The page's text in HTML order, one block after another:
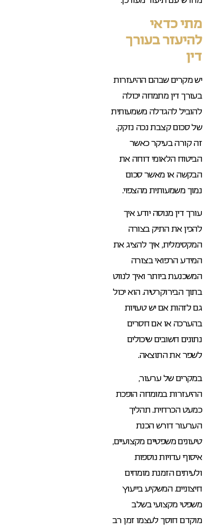
מתי כדאי
להיעזר בעורך
דין
יש מקרים שבהם ההיעזרות
בעורך דין מתמחה יכולה
להוביל להגדלה משמעותית
של סכום קצבת נכה נזקק.
זה קורה בעיקר כאשר
הביטוח הלאומי דוחה את
הבקשה או מאשר סכום
נמוך משמעותית מהצפוי.
עורך דין מנוסה יודע איך
להכין את התיק בצורה
המקסימלית, איך להציג את
המידע הרפואי בצורה
המשכנעת ביותר ואיך לנווט
בתוך הבירוקרטיה. הוא יכול
גם לזהות אם יש טעויות
בהערכה או אם חסרים
נתונים חשובים שיכולים
לשפר את התוצאה.
במקרים של ערעור,
ההיעזרות במומחה הופכת
כמעט הכרחית. תהליך
הערעור דורש הכנת
טיעונים משפטיים מקצועיים,
איסוף עדויות נוספות
ולעיתים הזמנת מומחים
חיצוניים. המשקיע בייעוץ
משפטי מקצועי בשלב
מוקדם חוסך לעצמו זמן רב